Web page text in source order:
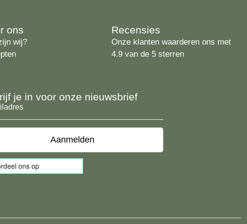
ons
wij?
Recensies
Onze klanten waarderen ons met
4.9 van de 5 sterren
je in voor onze nieuwsbrief